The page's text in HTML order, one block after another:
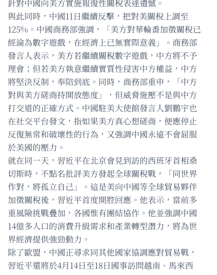
針對中國向美方實施報復性關稅表達遺憾。
與此同時，中國11日繼續反擊，把對美關稅上調至
125%。中國商務部強調，「美方對華輪番加徵關稅已
經淪為數字遊戲，在經濟上已無實際意義」。商務部
發言人表示，美方若繼續關稅數字遊戲，中方將不予
理會；但若美方執意繼續實質性侵害中方權益，中方
將堅決反制，奉陪到底。同時，商務部重申，「中方
對與美方磋商持開放態度」，但威脅施壓不是與中方
打交道的正確方式。中國駐美大使館發言人劉鵬宇也
在社交平台發文，指如果美方真心想磋商，便應停止
反復無常和破壞性的行為，又強調中國永遠不會屈服
於美國的壓力。
就在同一天，習近平在北京會見到訪的西班牙首相桑
切斯時，不點名批評美方發起全球關稅戰，「同世界
作對，將孤立自己」。這是美向中國等全球貿易夥伴
加徵關稅後，習近平首度開腔回應。他表示，當前多
重風險挑戰疊加，各國惟有團結協作。他並強調中國
14億多人口的消費升級需求和產業轉型潛力，將為世
界經濟提供強勁動力。
除了歐盟，中國正尋求同其他國家協調應對貿易戰，
習近平還將於4月14日至18日國事訪問越南、馬來西